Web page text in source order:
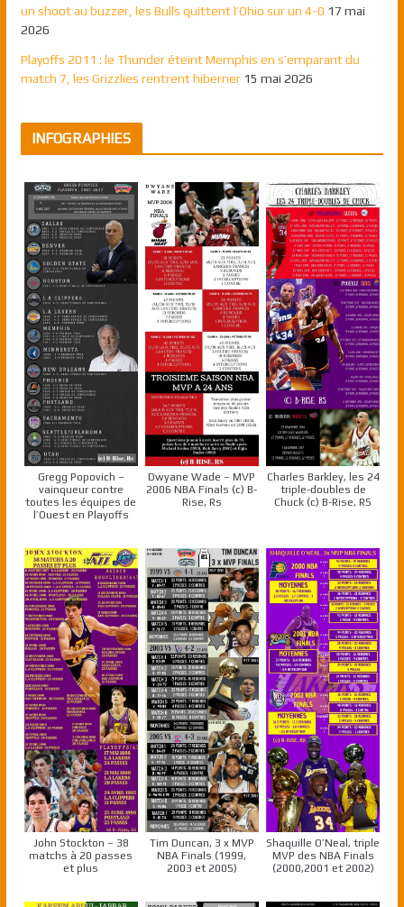
un shoot au buzzer, les Bulls quittent l’Ohio sur un 4-0 17 mai
2026
Playoffs 2011 : le Thunder éteint Memphis en s’emparant du
match 7, les Grizzlies rentrent hiberner 15 mai 2026
INFOGRAPHIES
Gregg Popovich –
vainqueur contre
toutes les équipes de
l’Ouest en Playoffs
Dwyane Wade – MVP
2006 NBA Finals (c) B-
Rise, Rs
Charles Barkley, les 24
triple-doubles de
Chuck (c) B-Rise, RS
John Stockton – 38
matchs à 20 passes
et plus
Tim Duncan, 3 x MVP
NBA Finals (1999,
2003 et 2005)
Shaquille O’Neal, triple
MVP des NBA Finals
(2000,2001 et 2002)